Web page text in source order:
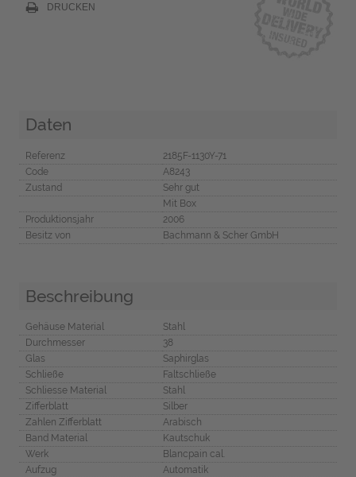
DRUCKEN
Daten
Referenz
2185F-1130Y-71
Code
A8243
Zustand
Sehr gut
Mit Box
Produktionsjahr
2006
Besitz von
Bachmann & Scher GmbH
Beschreibung
Gehäuse Material
Stahl
Durchmesser
38
Glas
Saphirglas
Schließe
Faltschließe
Schliesse Material
Stahl
Zifferblatt
Silber
Zahlen Zifferblatt
Arabisch
Band Material
Kautschuk
Werk
Blancpain cal.
Aufzug
Automatik